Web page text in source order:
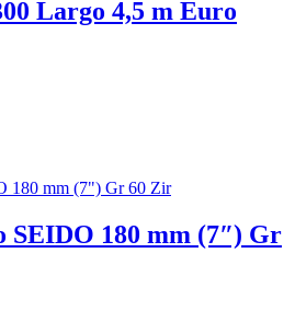
Largo 4,5 m Euro
SEIDO 180 mm (7″) Gr